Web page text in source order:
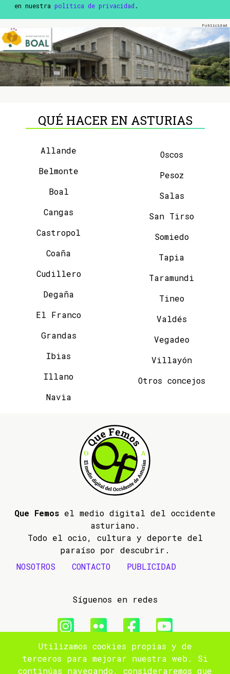
en nuestra política de privacidad .
QUÉ HACER EN ASTURIAS
Allande
Belmonte
Boal
Cangas
Castropol
Coaña
Cudillero
Degaña
El Franco
Grandas
Ibias
Illano
Navia
Oscos
Pesoz
Salas
San Tirso
Somiedo
Tapia
Taramundi
Tineo
Valdés
Vegadeo
Villayón
Otros concejos
Que Femos el medio digital del occidente
asturiano.
Todo el ocio, cultura y deporte del
paraíso por descubrir.
NOSOTROS
CONTACTO PUBLICIDAD
Síguenos en redes
© 2009- 2026 Que Femos
Utilizamos cookies propias y de
terceros para mejorar nuestra web. Si
continúas navegando, consideraremos que